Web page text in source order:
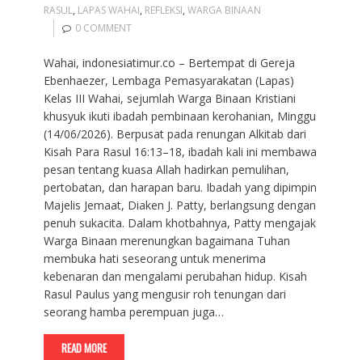
RASUL, LAPAS WAHAI, REFLEKSI, WARGA BINAAN
0 COMMENT
Wahai, indonesiatimur.co – Bertempat di Gereja
Ebenhaezer, Lembaga Pemasyarakatan (Lapas)
Kelas III Wahai, sejumlah Warga Binaan Kristiani
khusyuk ikuti ibadah pembinaan kerohanian, Minggu
(14/06/2026). Berpusat pada renungan Alkitab dari
Kisah Para Rasul 16:13–18, ibadah kali ini membawa
pesan tentang kuasa Allah hadirkan pemulihan,
pertobatan, dan harapan baru. Ibadah yang dipimpin
Majelis Jemaat, Diaken J. Patty, berlangsung dengan
penuh sukacita. Dalam khotbahnya, Patty mengajak
Warga Binaan merenungkan bagaimana Tuhan
membuka hati seseorang untuk menerima
kebenaran dan mengalami perubahan hidup. Kisah
Rasul Paulus yang mengusir roh tenungan dari
seorang hamba perempuan juga…
READ MORE